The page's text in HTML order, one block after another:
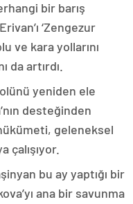
bir barış
‘Zengezur
ve kara yollarını
da artırdı.
yeniden ele
desteğinden
geleneksel
çalışıyor.
bu ay yaptığı bir
ana bir savunma